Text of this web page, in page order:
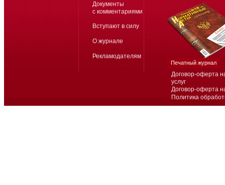
Договор-оферта
услуг
Договор-оферта
Политика
Документы
с комментариями
Вступают в силу
О журнале
Рекламодателям
Печатный журнал